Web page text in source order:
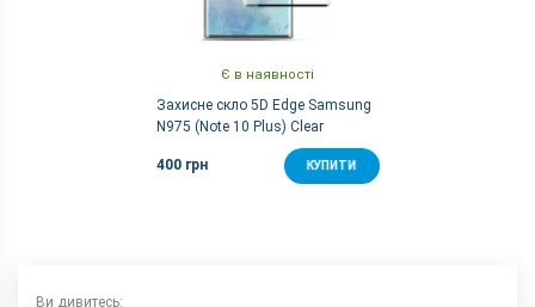
є
162.3 x 77.2 x 7.9
Є в наявності
Захисне скло 5D Edge Samsung
N975 (Note 10 Plus) Clear
400 грн КУПИТИ
Ви дивитесь: